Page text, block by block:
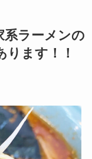
系ラーメンの
ます！！